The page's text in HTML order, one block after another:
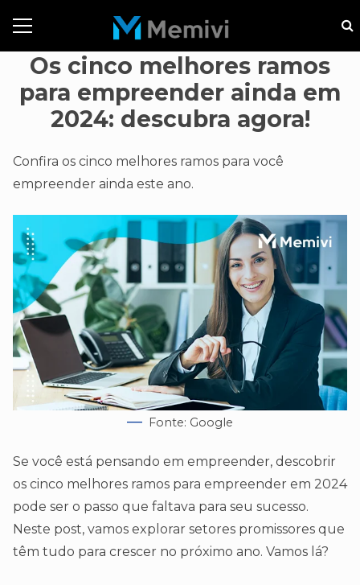
Os cinco melhores ramos
para empreender ainda em
2024: descubra agora!
Confira os cinco melhores ramos para você
empreender ainda este ano.
Fonte: Google
Se você está pensando em empreender, descobrir
os cinco melhores ramos para empreender em 2024
pode ser o passo que faltava para seu sucesso.
Neste post, vamos explorar setores promissores que
têm tudo para crescer no próximo ano. Vamos lá?